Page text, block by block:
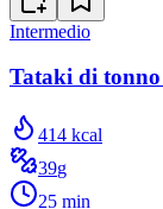
Intermedio
Tataki di tonno
414 kcal
39g
25 min